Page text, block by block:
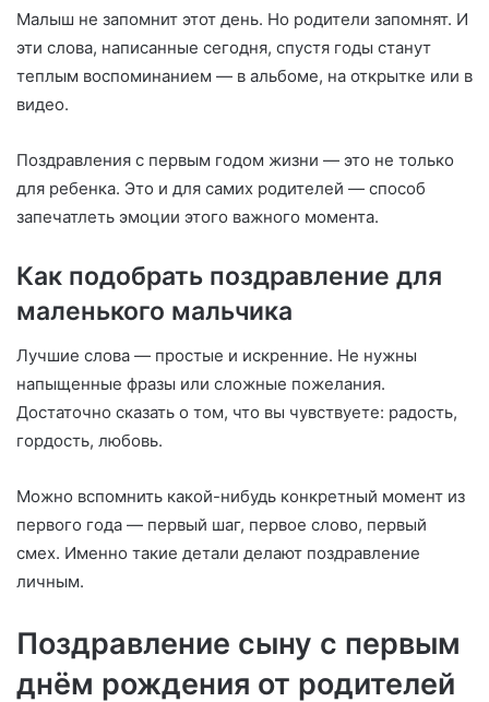
Малыш не запомнит этот день. Но родители запомнят. И
эти слова, написанные сегодня, спустя годы станут
теплым воспоминанием — в альбоме, на открытке или в
видео.
Поздравления с первым годом жизни — это не только
для ребенка. Это и для самих родителей — способ
запечатлеть эмоции этого важного момента.
Как подобрать поздравление для
маленького мальчика
Лучшие слова — простые и искренние. Не нужны
напыщенные фразы или сложные пожелания.
Достаточно сказать о том, что вы чувствуете: радость,
гордость, любовь.
Можно вспомнить какой-нибудь конкретный момент из
первого года — первый шаг, первое слово, первый
смех. Именно такие детали делают поздравление
личным.
Поздравление сыну с первым
днём рождения от родителей